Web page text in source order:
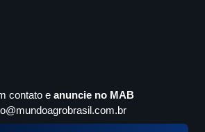
contato e anuncie no MAB